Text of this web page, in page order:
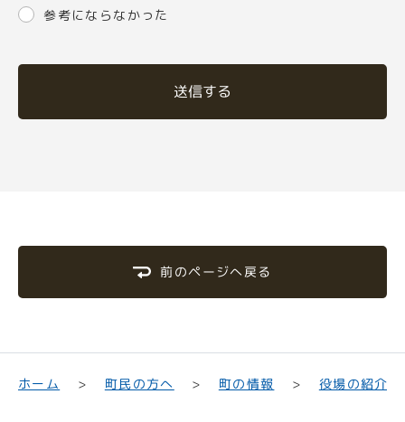
参考にならなかった
送信する
前のページへ戻る
ホーム 町民の方へ 町の情報 役場の紹介